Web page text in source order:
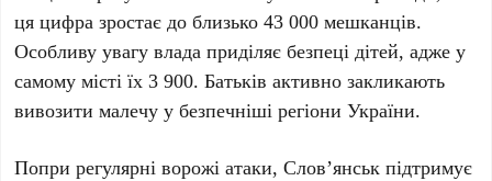
ця цифра зростає до близько43 000 мешканців.
Особливу увагу влада приділяє безпеці дітей, адже у
самому місті їх3 900. Батьків активно закликають
вивозити малечу у безпечніші регіони України.
Попри регулярні ворожі атаки, Слов’янськ підтримує